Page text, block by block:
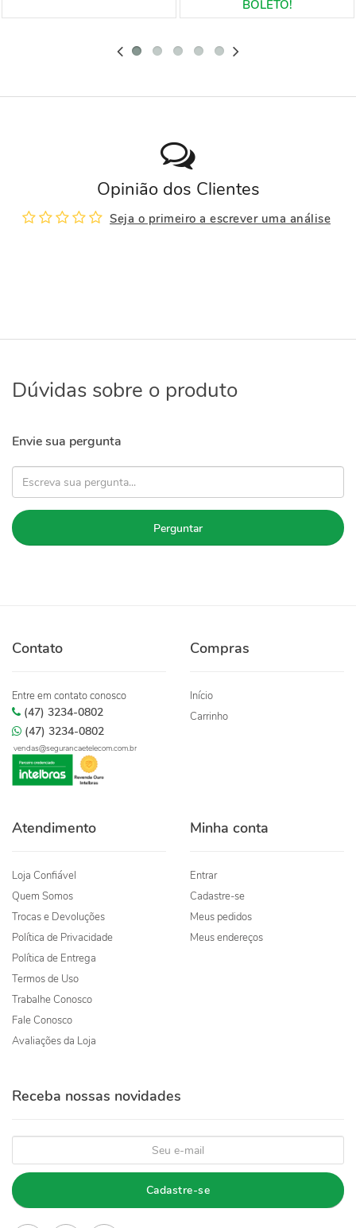
Opinião dos Clientes
Seja o primeiro a escrever uma análise
Dúvidas sobre o produto
Envie sua pergunta
Perguntar
Contato
Entre em contato conosco
(47) 3234-0802
(47) 3234-0802
vendas@segurancaetelecom.com.br
Compras
Início
Carrinho
Atendimento
Loja Confiável
Quem Somos
Trocas e Devoluções
Política de Privacidade
Política de Entrega
Termos de Uso
Trabalhe Conosco
Fale Conosco
Avaliações da Loja
Minha conta
Entrar
Cadastre-se
Meus pedidos
Meus endereços
Receba nossas novidades
Cadastre-se